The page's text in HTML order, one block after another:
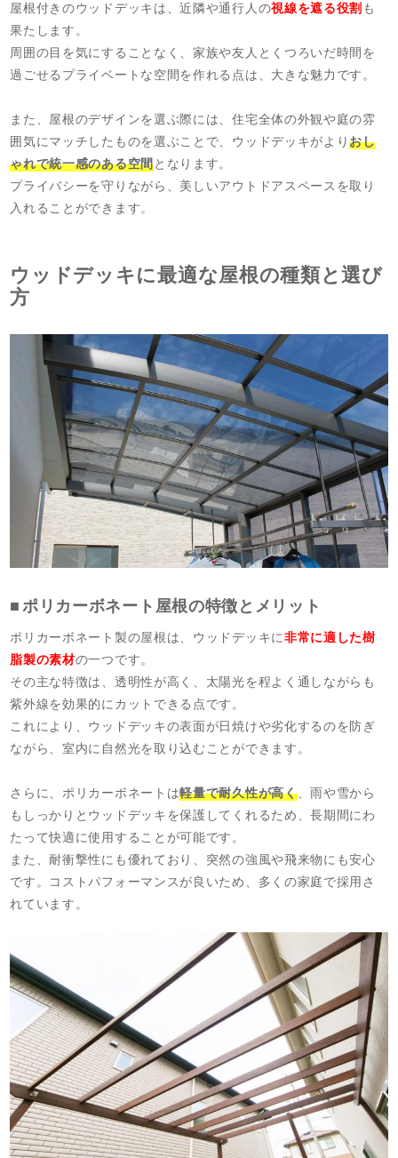
屋根付きのウッドデッキは、近隣や通行人の視線を遮る役割も
果たします。
周囲の目を気にすることなく、家族や友人とくつろいだ時間を
過ごせるプライベートな空間を作れる点は、大きな魅力です。
また、屋根のデザインを選ぶ際には、住宅全体の外観や庭の雰
囲気にマッチしたものを選ぶことで、ウッドデッキがよりおし
ゃれで統一感のある空間となります。
プライバシーを守りながら、美しいアウトドアスペースを取り
入れることができます。
ウッドデッキに最適な屋根の種類と選び
方
ポリカーボネート屋根の特徴とメリット
ポリカーボネート製の屋根は、ウッドデッキに非常に適した樹
脂製の素材の一つです。
その主な特徴は、透明性が高く、太陽光を程よく通しながらも
紫外線を効果的にカットできる点です。
これにより、ウッドデッキの表面が日焼けや劣化するのを防ぎ
ながら、室内に自然光を取り込むことができます。
さらに、ポリカーボネートは軽量で耐久性が高く、雨や雪から
もしっかりとウッドデッキを保護してくれるため、長期間にわ
たって快適に使用することが可能です。
また、耐衝撃性にも優れており、突然の強風や飛来物にも安心
です。コストパフォーマンスが良いため、多くの家庭で採用さ
れています。